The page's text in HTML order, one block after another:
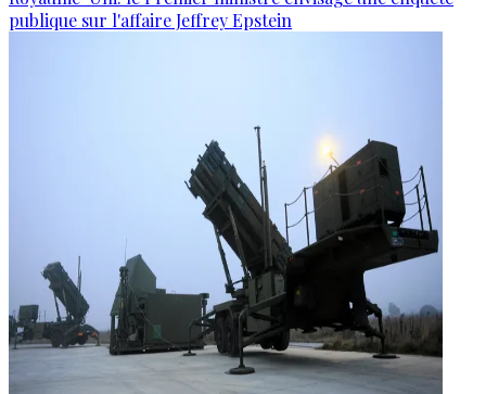
publique sur l'affaire Jeffrey Epstein